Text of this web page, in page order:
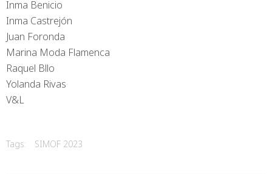
Inma Benicio
Inma Castrejón
Juan Foronda
Marina Moda Flamenca
Raquel Bllo
Yolanda Rivas
V&L
Tags: SIMOF 2023